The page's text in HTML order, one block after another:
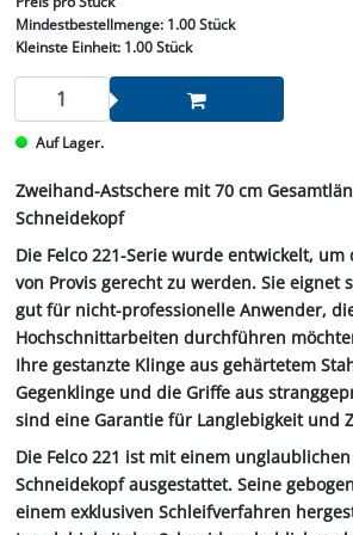
Mindestbestellmenge: 1.00 Stück
Kleinste Einheit:1.00 Stück
Auf Lager.
Zweihand-Astschere mit 70 cm
Schneidekopf
Die Felco 221-Serie wurde entwickelt,
von Provis gerecht zu werden. Sie eignet
gut für nicht-professionelle Anwender,
Hochschnittarbeiten durchführen
Ihre gestanzte Klinge aus gehärtetem
Gegenklinge und die Griffe aus
sind eine Garantie für Langlebigkeit und
Die Felco 221 ist mit einem
Schneidekopf ausgestattet. Seine
einem exklusiven Schleifverfahren